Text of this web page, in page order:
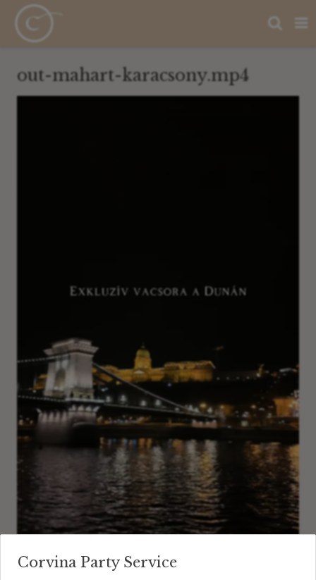
out-mahart-karacsony.mp4
Corvina Party Service